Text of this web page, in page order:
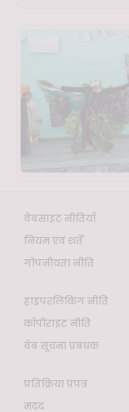
वेबसाइट नीतियाँ
नियम एवं शर्तें
गोपनीयता नीति
हाइपरलिंकिंग नीति
कॉपीराइट नीति
वेब सूचना प्रबंधक
प्रतिक्रिया प्रपत्र
मदद